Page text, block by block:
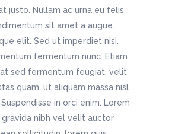
justo. Nullam ac urna eu felis
sit amet a augue.
elit. Sed ut imperdiet nisi.
fermentum nunc. Etiam
sed fermentum feugiat, velit
quam, ut aliquam massa nisl
in orci enim. Lorem
gravida nibh vel velit auctor